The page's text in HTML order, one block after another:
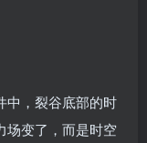
中，裂谷底部的时
变了，而是时空